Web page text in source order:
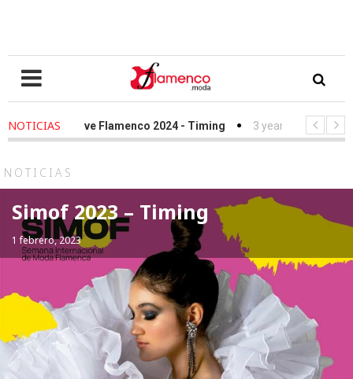
NOTICIAS
ago - We Love Flamenco 2024 - Timing 3 years ago
Simof
NOTICIAS
Simof 2023 – Timing
1 febrero, 2023